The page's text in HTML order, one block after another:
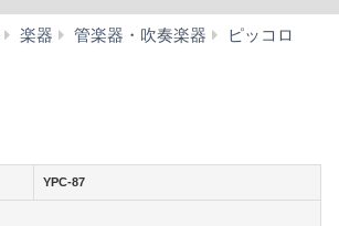
楽器 管楽器・吹奏楽器
ピッコロ
YPC-87